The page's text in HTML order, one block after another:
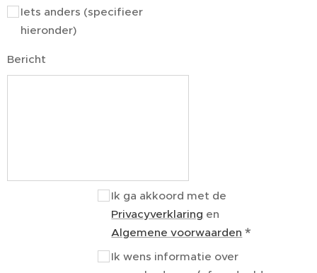
Iets anders (specifieer
hieronder)
Bericht
Ik ga akkoord met de
Privacyverklaring en
Algemene voorwaarden
Ik wens informatie over